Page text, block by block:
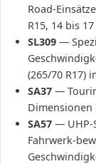
Road-
R15, 14 bis
SL309 —
(265/70 R17)
SA37 —
SA57 — UHP-
Fahrwerk-